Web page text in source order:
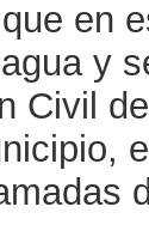
en
y
Civil